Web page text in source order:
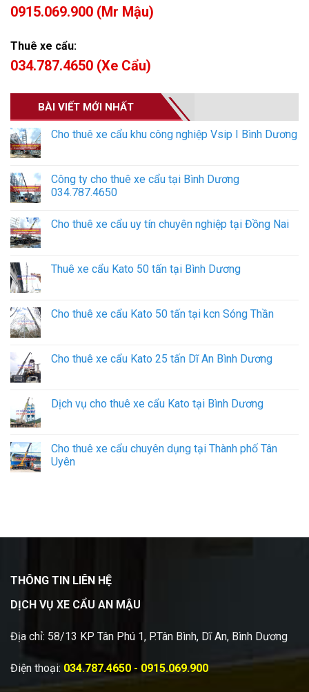
0915.069.900 (Mr Mậu)
Thuê xe cẩu:
034.787.4650 (Xe Cẩu)
BÀI VIẾT MỚI NHẤT
Cho thuê xe cẩu khu công nghiệp Vsip I Bình Dương
Công ty cho thuê xe cẩu tại Bình Dương
034.787.4650
Cho thuê xe cẩu uy tín chuyên nghiệp tại Đồng Nai
Thuê xe cẩu Kato 50 tấn tại Bình Dương
Cho thuê xe cẩu Kato 50 tấn tại kcn Sóng Thần
Cho thuê xe cẩu Kato 25 tấn Dĩ An Bình Dương
Dịch vụ cho thuê xe cẩu Kato tại Bình Dương
Cho thuê xe cẩu chuyên dụng tại Thành phố Tân
Uyên
THÔNG TIN LIÊN HỆ
DỊCH VỤ XE CẨU AN MẬU
Địa chỉ: 58/13 KP Tân Phú 1, P.Tân Bình, Dĩ An, Bình Dương
Điện thoại: 034.787.4650 - 0915.069.900